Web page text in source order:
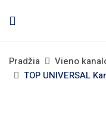
Pradžia Vieno
TOP UNIVERSAL